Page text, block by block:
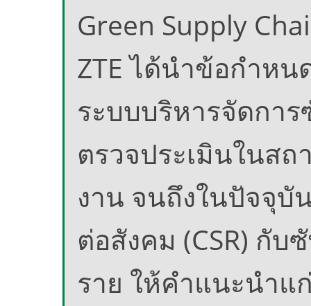
Green Supply
ZTE ได้นำข้อกำห
ระบบบริหารจัดกา
ตรวจประเมินในส
งาน จนถึงในปัจจุบั
ต่อสังคม (CSR) กับ
ราย ให้คำแนะนำแ